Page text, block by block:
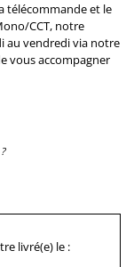
télécommande et le
CCT, notre
au vendredi via notre
vous accompagner
livré(e) le :